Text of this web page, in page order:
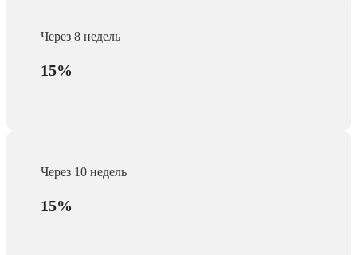
Через 8 недель
15%
Через 10 недель
15%